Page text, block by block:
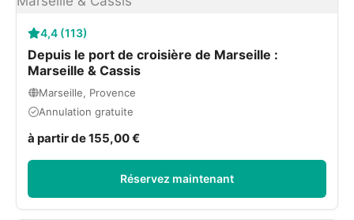
4,4 (113)
Depuis le port de croisière de Marseille :
Marseille & Cassis
Marseille, Provence
Annulation gratuite
à partir de 155,00 €
Réservez maintenant